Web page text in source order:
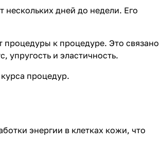
дней до недели. Его
процедуры к процедуре. Это связано
и эластичность.
процедур.
энергии в клетках кожи, что